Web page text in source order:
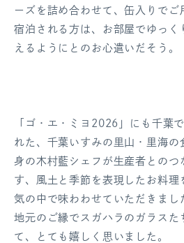
ーズを詰め合わせて、缶入りでご
宿泊される方は、お部屋でゆっく
えるようにとのお心遣いだそう。
「ゴ・エ・ミヨ2026」にも千葉
れた、千葉いすみの里山・里海の
身の木村藍シェフが生産者とのつ
す、風土と季節を表現したお料理
気の中で味わわせていただきまし
地元のご縁でスガハラのガラスた
て、とても嬉しく思いました。